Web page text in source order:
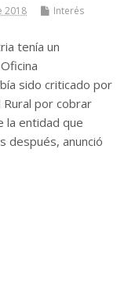
2018
Interés
tenía un
sido criticado por
Rural por cobrar
la entidad que
después, anunció